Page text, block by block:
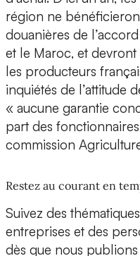
région ne
douanières de
et le Maroc, et
les producteurs
inquiétés de l’attitude
« aucune garantie
part des
commission
Restez au courant en
Suivez des
entreprises et des
dès que nous